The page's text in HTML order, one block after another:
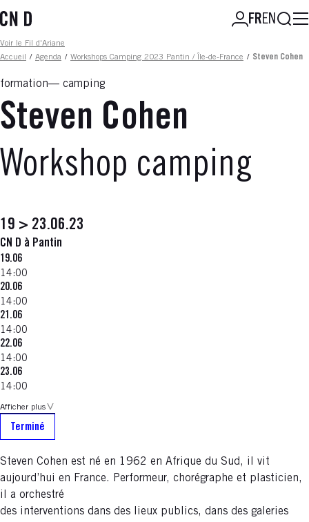
au
principal
FREN
Fil d'ariane
Voir le Fil d'Ariane
Accueil
/ Agenda / Workshops Camping 2023 Pantin / Île-de-France / Steven Cohen
formation camping
Steven Cohen
Workshop camping
19 > 23.06.23
CN D à Pantin
19.06
14:00
20.06
14:00
21.06
14:00
22.06
14:00
23.06
14:00
Afficher plus
Terminé
Steven Cohen est né en 1962 en Afrique du Sud, il vit
aujourd’hui en France. Performeur, chorégraphe et plasticien,
il a orchestré
des interventions dans des lieux publics, dans des galeries